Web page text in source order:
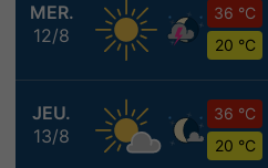
MER.
12/8
36 °C
20 °C
JEU.
13/8
36 °C
20 °C